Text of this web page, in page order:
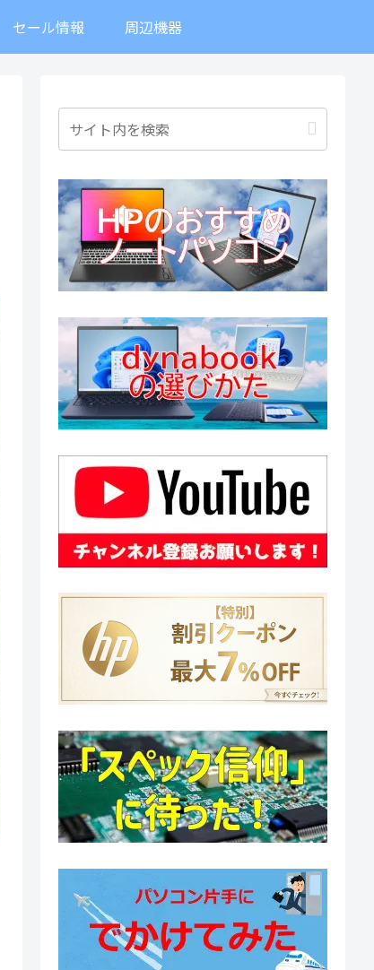
セール情報 周辺機器